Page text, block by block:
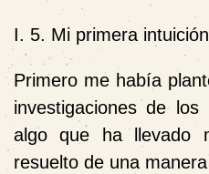
I. 5. Mi primera
Primero me había
investigaciones de los
algo que ha llevado
resuelto de una